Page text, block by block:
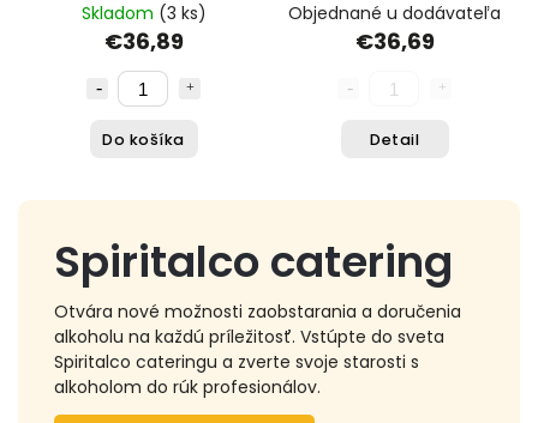
Skladom (3 ks)
€36,89
Do košíka
Objednané u dodávateľa
€36,69
Detail
Spiritalco catering
Otvára nové možnosti zaobstarania a doručenia
alkoholu na každú príležitosť. Vstúpte do sveta
Spiritalco cateringu a zverte svoje starosti s
alkoholom do rúk profesionálov.